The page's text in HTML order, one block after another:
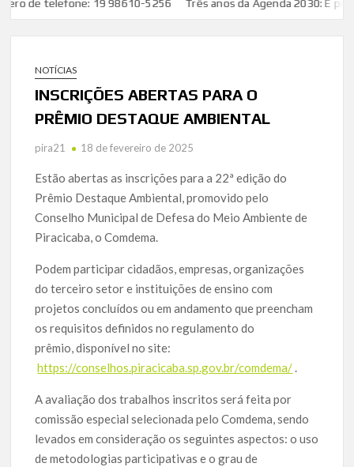
de telefone: 19 98610-5256 Três anos da Agenda 2030: É
NOTÍCIAS
INSCRIÇÕES ABERTAS PARA O
PRÊMIO DESTAQUE AMBIENTAL
pira21 18 de fevereiro de 2025
Estão abertas as inscrições para a 22ª edição do
Prêmio Destaque Ambiental, promovido pelo
Conselho Municipal de Defesa do Meio Ambiente de
Piracicaba, o Comdema.
Podem participar cidadãos, empresas, organizações
do terceiro setor e instituições de ensino com
projetos concluídos ou em andamento que preencham
os requisitos definidos no regulamento do
prêmio, disponível no site:
https://conselhos.piracicaba.sp.gov.br/comdema/.
A avaliação dos trabalhos inscritos será feita por
comissão especial selecionada pelo Comdema, sendo
levados em consideração os seguintes aspectos: o uso
de metodologias participativas e o grau de